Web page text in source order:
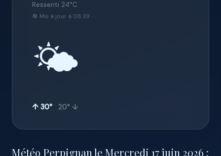
Ressenti 24°C
🔄 Mis à jour à 08:39
🌤️
↑ 30° 20° ↓
Météo Perpignan le Mercredi 17 juin 2026 :